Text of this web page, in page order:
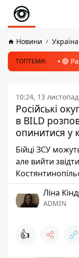
Новини Україна
ТОПТЕМИ: 🔴
10:24, 13
Російські
в BILD
опинитися у
Бійці ЗСУ
але вийти
Ліна
ADMIN
👍